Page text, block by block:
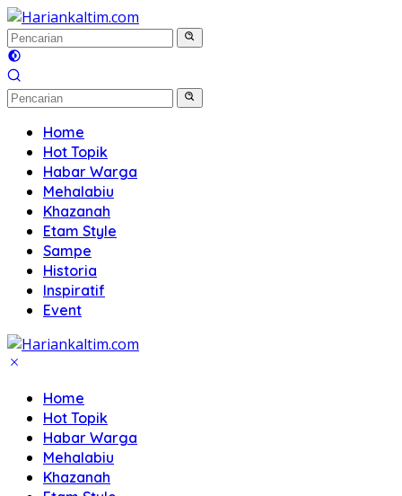
Langsung
ke
konten
Home
Hot Topik
Habar Warga
Mehalabiu
Khazanah
Etam Style
Sampe
Historia
Inspiratif
Event
Home
Hot Topik
Habar Warga
Mehalabiu
Khazanah